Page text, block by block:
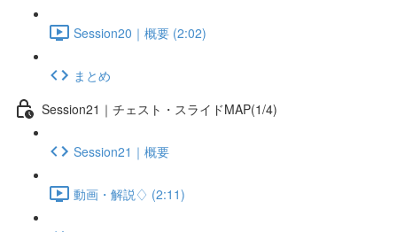
Session20｜概要 (2:02)
まとめ
Session21｜チェスト・スライドMAP(1/4)
Session21｜概要
動画・解説♢ (2:11)